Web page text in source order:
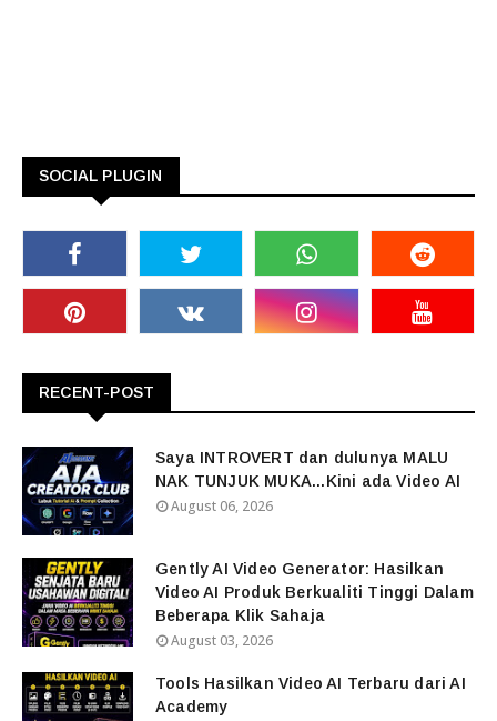
SOCIAL PLUGIN
RECENT-POST
Saya INTROVERT dan dulunya MALU
NAK TUNJUK MUKA...Kini ada Video AI
August 06, 2026
Gently AI Video Generator: Hasilkan
Video AI Produk Berkualiti Tinggi Dalam
Beberapa Klik Sahaja
August 03, 2026
Tools Hasilkan Video AI Terbaru dari AI
Academy